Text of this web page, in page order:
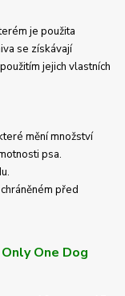
je použita
se získávají
jejich vlastních
mění množství
psa.
před
One Dog